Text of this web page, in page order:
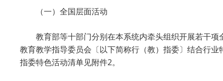
（一）全国层面活动
教育部等十部门分别在本系统内牵头组织开展若干
教育教学指导委员会〔以下简称行（教）指委〕结合行
指委特色活动清单见附件2。